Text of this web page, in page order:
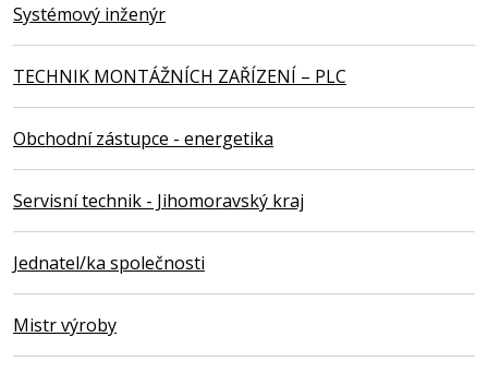
Systémový inženýr
TECHNIK MONTÁŽNÍCH ZAŘÍZENÍ – PLC
Obchodní zástupce - energetika
Servisní technik - Jihomoravský kraj
Jednatel/ka společnosti
Mistr výroby